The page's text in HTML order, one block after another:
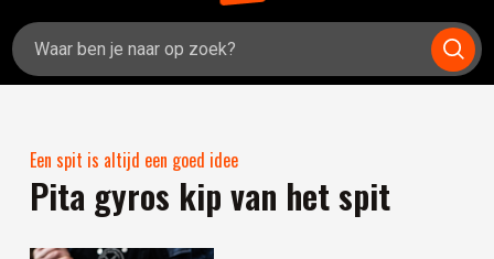
Zoeken
naar:
Een spit is altijd een goed idee
Pita gyros kip van het spit